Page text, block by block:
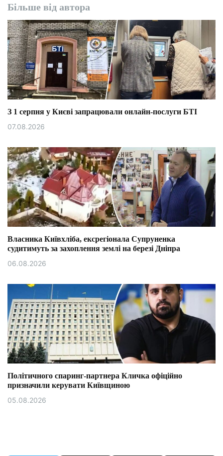
Більше від автора
З 1 серпня у Києві запрацювали онлайн-послуги БТІ
07.08.2026
Власника Київхліба, ексрегіонала Супруненка
судитимуть за захоплення землі на березі Дніпра
06.08.2026
Політичного спаринг-партнера Кличка офіційно
призначили керувати Київщиною
05.08.2026